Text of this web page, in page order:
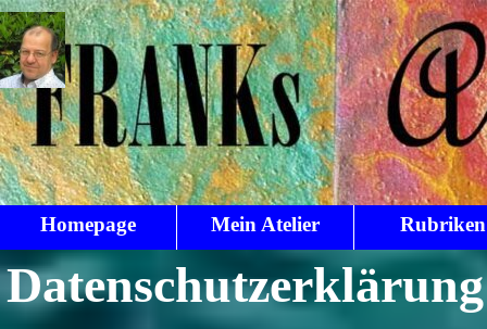
Direkt zum Seiteninhalt
Homepage Mein Atelier ▼
Rubriken
Datenschutzerklärung